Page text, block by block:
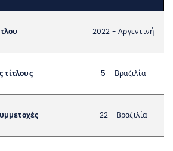
2022 - Αργεντινή
τίτλους 5 – Βραζιλία
22 - Βραζιλία